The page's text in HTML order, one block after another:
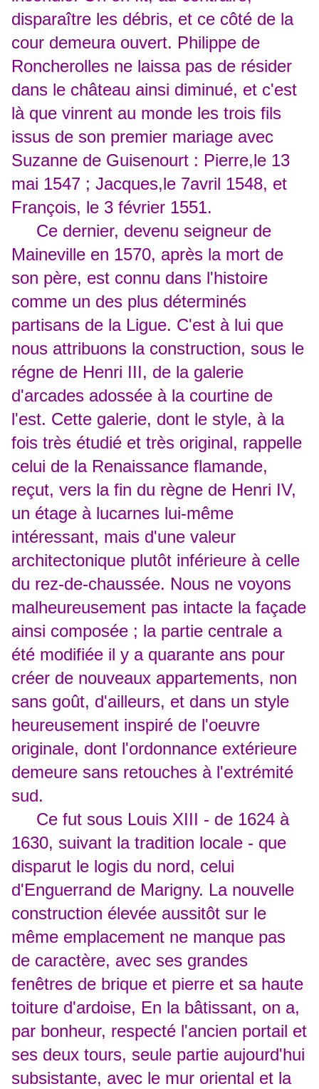
disparaître les débris, et ce côté de la
cour demeura ouvert. Philippe de
Roncherolles ne laissa pas de résider
dans le château ainsi diminué, et c'est
là que vinrent au monde les trois fils
issus de son premier mariage avec
Suzanne de Guisenourt : Pierre,le 13
mai 1547 ; Jacques,le 7avril 1548, et
François, le 3 février 1551.
Ce dernier, devenu seigneur de
Maineville en 1570, après la mort de
son père, est connu dans l'histoire
comme un des plus déterminés
partisans de la Ligue. C'est à lui que
nous attribuons la construction, sous le
régne de Henri III, de la galerie
d'arcades adossée à la courtine de
l'est. Cette galerie, dont le style, à la
fois très étudié et très original, rappelle
celui de la Renaissance flamande,
reçut, vers la fin du règne de Henri IV,
un étage à lucarnes lui-même
intéressant, mais d'une valeur
architectonique plutôt inférieure à celle
du rez-de-chaussée. Nous ne voyons
malheureusement pas intacte la façade
ainsi composée ; la partie centrale a
été modifiée il y a quarante ans pour
créer de nouveaux appartements, non
sans goût, d'ailleurs, et dans un style
heureusement inspiré de l'oeuvre
originale, dont l'ordonnance extérieure
demeure sans retouches à l'extrémité
sud.
Ce fut sous Louis XIII - de 1624 à
1630, suivant la tradition locale - que
disparut le logis du nord, celui
d'Enguerrand de Marigny. La nouvelle
construction élevée aussitôt sur le
même emplacement ne manque pas
de caractère, avec ses grandes
fenêtres de brique et pierre et sa haute
toiture d'ardoise, En la bâtissant, on a,
par bonheur, respecté l'ancien portail et
ses deux tours, seule partie aujourd'hui
subsistante, avec le mur oriental et la